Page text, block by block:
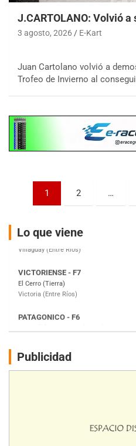
J.CARTOLANO: Volvió
3 agosto, 2026 E-Kart
Juan Cartolano volvió a
Trofeo de Invierno al
Paginación
entradas
1 2 …
Lo que viene
08/09-AGO
IAME SERIES ARGENTINA 6
Ramiro Tot (Asfalto)
KDO - F6
Ciudad de Trenque Lauquen (Asfalto)
Trenque Lauquen (Buenos Aires)
Villaguay (Entre Ríos)
El Cerro (Tierra)
Victoria (Entre Ríos)
Moto Club Reginense (Tierra)
Gral. E. Godoy (Río Negro)
Juventud Unida (Tierra)
NORESTE SANTAFESINO - F6
Ciudad de Avellaneda (Asfalto)
Avellaneda (Santa Fe)
Publicidad